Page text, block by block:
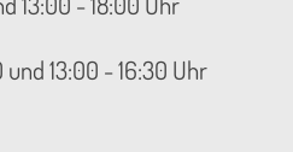
13:00 - 16:30 Uhr